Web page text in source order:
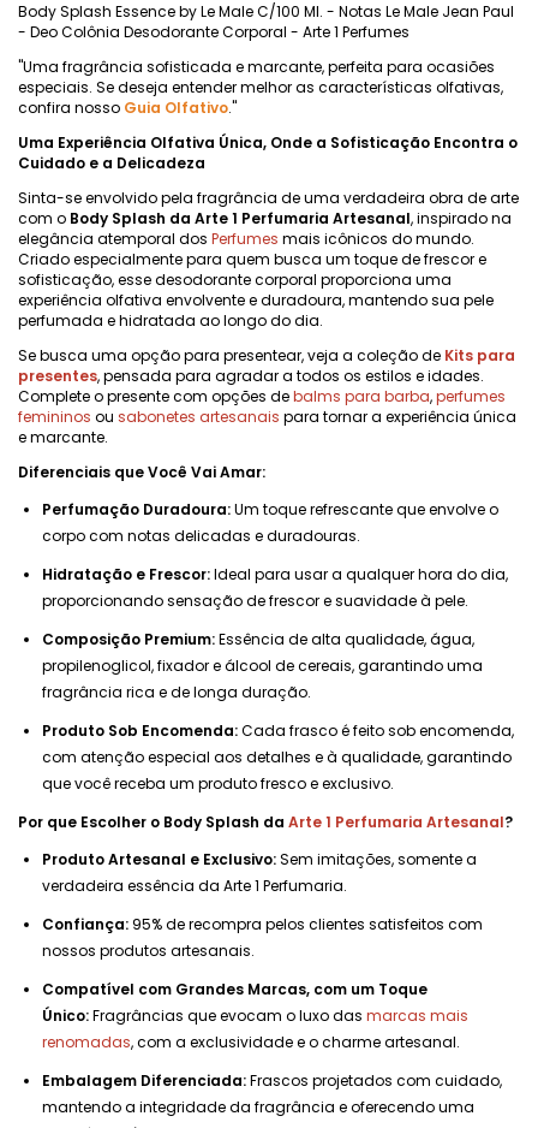
Body Splash Essence by Le Male C/100 Ml. - Notas Le Male Jean Paul
- Deo Colônia Desodorante Corporal - Arte 1 Perfumes
"Uma fragrância sofisticada e marcante, perfeita para ocasiões
especiais. Se deseja entender melhor as características olfativas,
confira nosso Guia Olfativo."
Uma Experiência Olfativa Única, Onde a Sofisticação Encontra o
Cuidado e a Delicadeza
Sinta-se envolvido pela fragrância de uma verdadeira obra de arte
com o Body Splash da Arte 1 Perfumaria Artesanal, inspirado na
elegância atemporal dos Perfumes mais icônicos do mundo.
Criado especialmente para quem busca um toque de frescor e
sofisticação, esse desodorante corporal proporciona uma
experiência olfativa envolvente e duradoura, mantendo sua pele
perfumada e hidratada ao longo do dia.
Se busca uma opção para presentear, veja a coleção de Kits para
presentes, pensada para agradar a todos os estilos e idades.
Complete o presente com opções debalms para barba,perfumes
femininos ou sabonetes artesanais para tornar a experiência única
e marcante.
Diferenciais que Você Vai Amar:
Perfumação Duradoura:Um toque refrescante que envolve o
corpo com notas delicadas e duradouras.
Hidratação e Frescor:Ideal para usar a qualquer hora do dia,
proporcionando sensação de frescor e suavidade à pele.
Composição Premium:Essência de alta qualidade, água,
propilenoglicol, fixador e álcool de cereais, garantindo uma
fragrância rica e de longa duração.
Produto Sob Encomenda:Cada frasco é feito sob encomenda,
com atenção especial aos detalhes e à qualidade, garantindo
que você receba um produto fresco e exclusivo.
Por que Escolher o Body Splash da Arte 1 Perfumaria Artesanal?
Produto Artesanal e Exclusivo:Sem imitações, somente a
verdadeira essência da Arte 1 Perfumaria.
Confiança: 95% de recompra pelos clientes satisfeitos com
nossos produtos artesanais.
Compatível com Grandes Marcas, com um Toque
Único:Fragrâncias que evocam o luxo das marcas mais
renomadas, com a exclusividade e o charme artesanal.
Embalagem Diferenciada:Frascos projetados com cuidado,
mantendo a integridade da fragrância e oferecendo uma